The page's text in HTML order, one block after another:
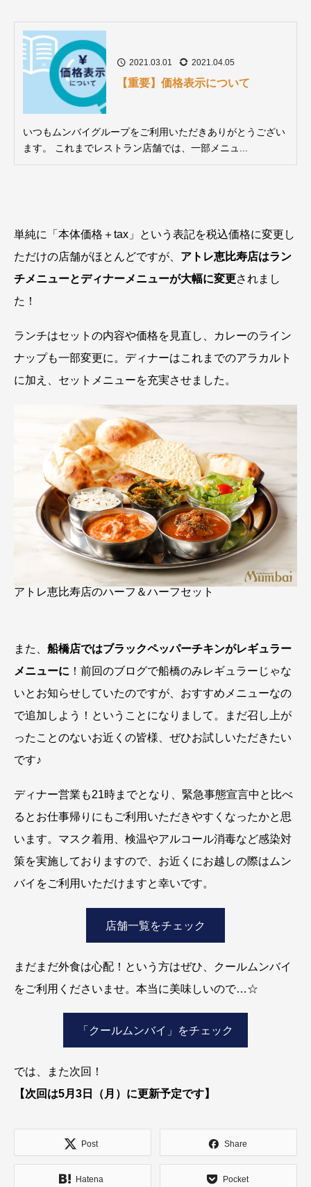
2021.03.01 2021.04.05
【重要】価格表示について
いつもムンバイグループをご利用いただきありがとうござい
ます。 これまでレストラン店舗では、一部メニュ...
単純に「本体価格＋tax」という表記を税込価格に変更し
ただけの店舗がほとんどですが、 アトレ恵比寿店はラン
チメニューとディナーメニューが大幅に変更されまし
た！
ランチはセットの内容や価格を見直し、カレーのライン
ナップも一部変更に。ディナーはこれまでのアラカルト
に加え、セットメニューを充実させました。
アトレ恵比寿店のハーフ＆ハーフセット
また、 船橋店ではブラックペッパーチキンがレギュラー
メニューに ！前回のブログで船橋のみレギュラーじゃな
いとお知らせしていたのですが、おすすめメニューなの
で追加しよう！ということになりまして。まだ召し上が
ったことのないお近くの皆様、ぜひお試しいただきたい
です♪
ディナー営業も21時までとなり、緊急事態宣言中と比べ
るとお仕事帰りにもご利用いただきやすくなったかと思
います。マスク着用、検温やアルコール消毒など感染対
策を実施しておりますので、お近くにお越しの際はムン
バイをご利用いただけますと幸いです。
店舗一覧をチェック
まだまだ外食は心配！という方はぜひ、クールムンバイ
をご利用くださいませ。本当に美味しいので…☆
「クールムンバイ」をチェック
では、また次回！
【次回は5月3日（月）に更新予定です】
Post Share
Hatena Pocket